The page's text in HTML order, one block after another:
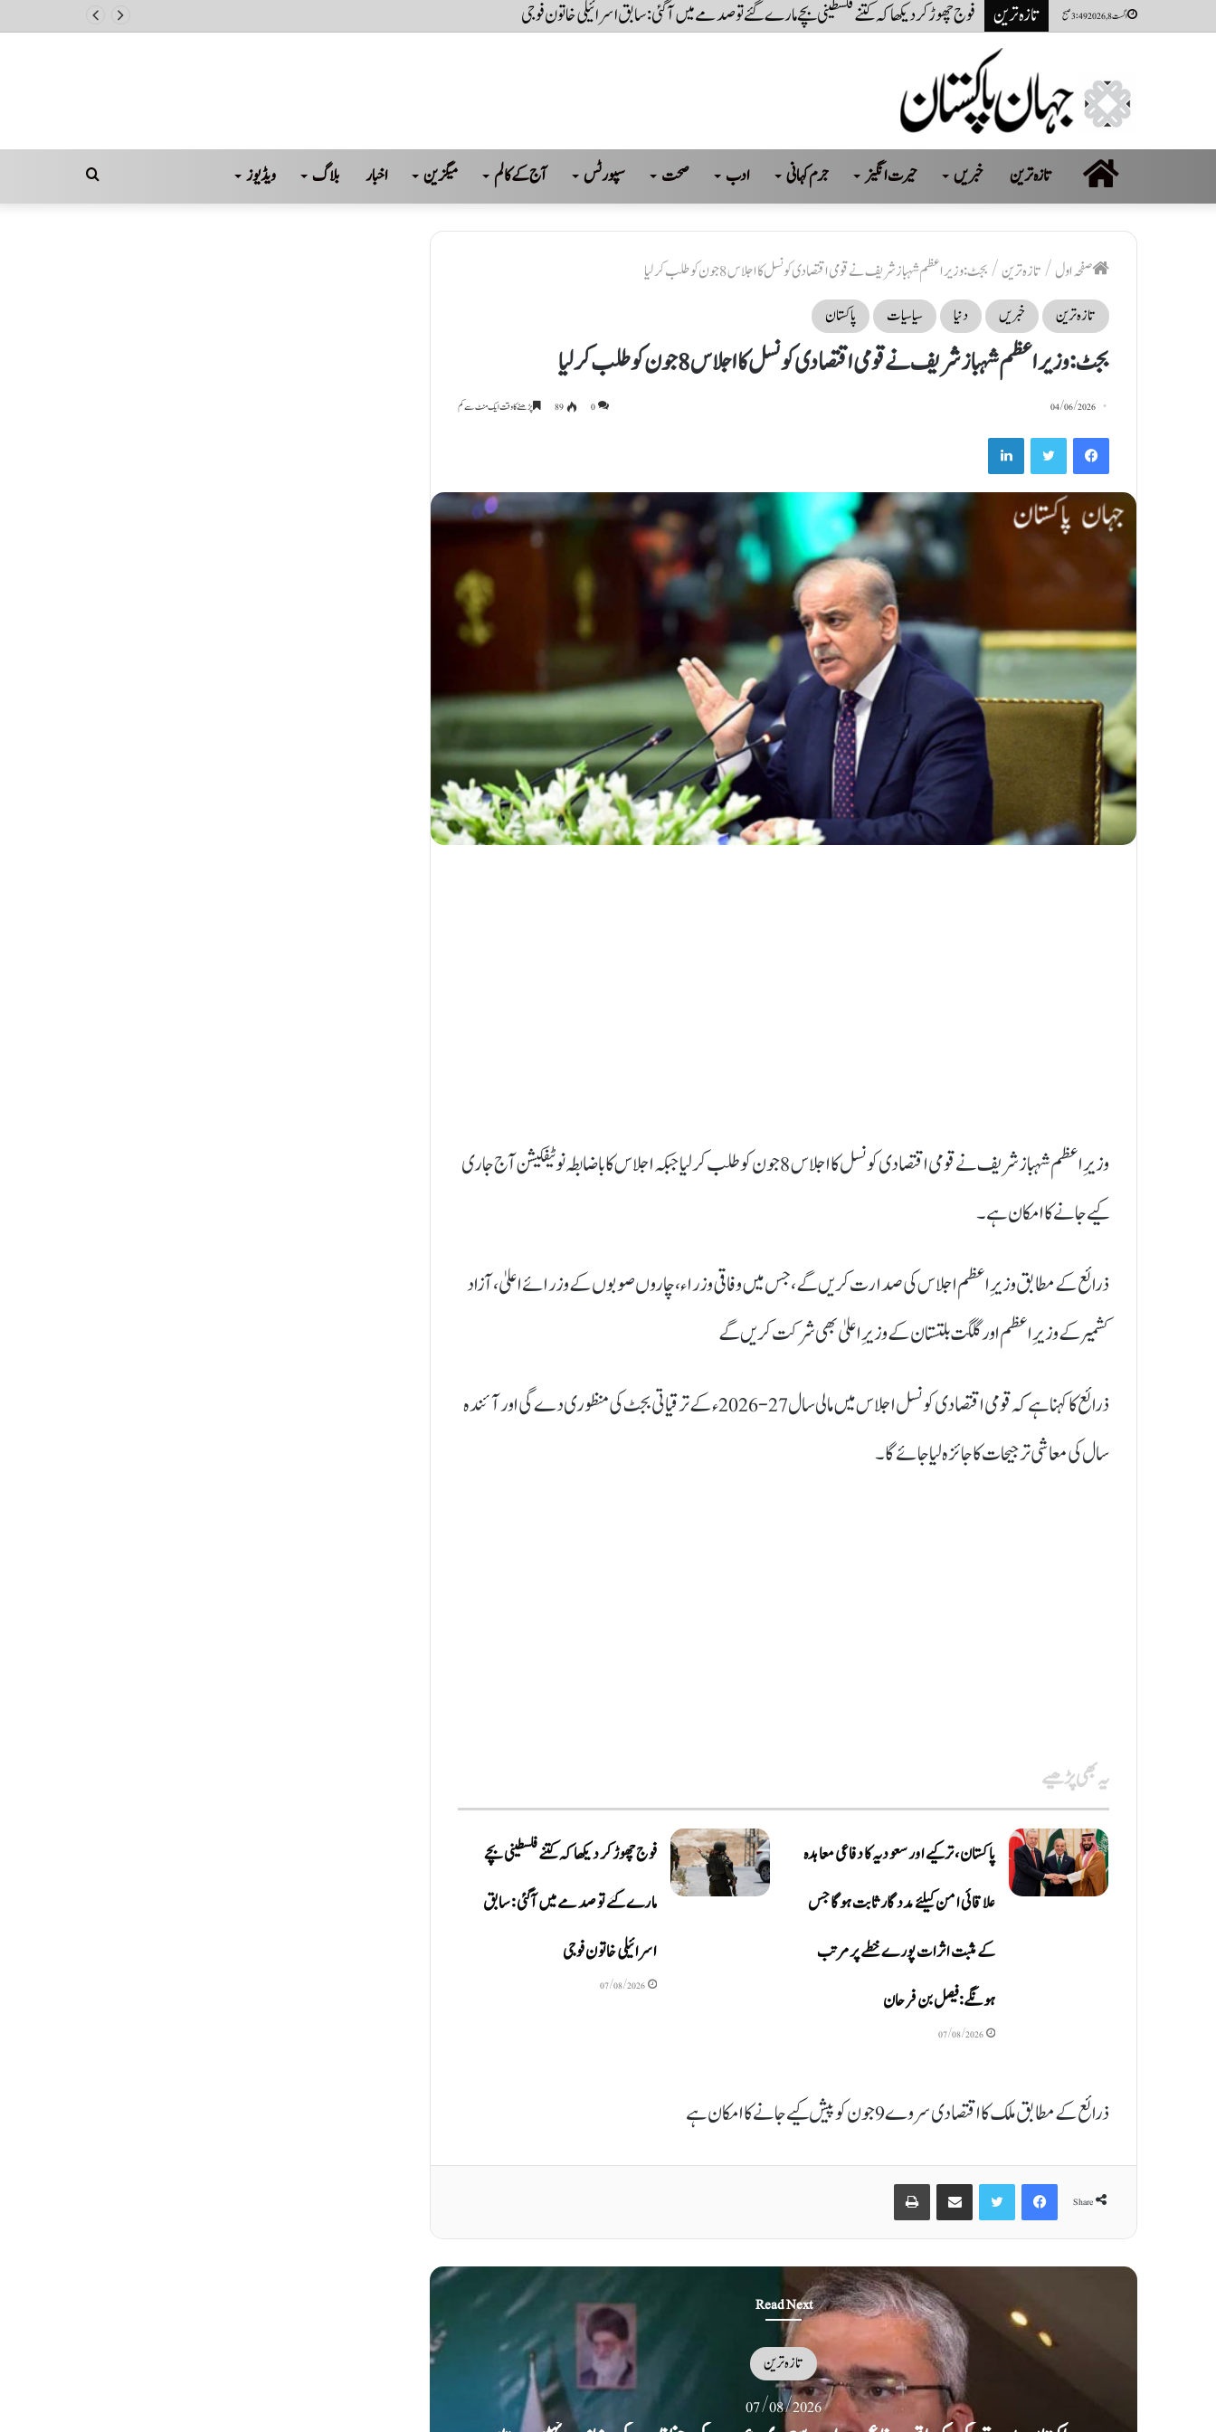
اگست 8, 2026 3:49 صبح تازہ ترین نظام ناکام نہیں ناکام کروایاگیا ہے، جب تک عوام کی حاکمیت تسلیم نہیں کریں گے تب تک سسٹم نہیں چل پائےگا: بلاول
صفحہ
اول
تازہ ترین خبریں حیرت انگیز جرم کہانی ادب صحت سپورٹس آج کے کالم میگزین اخبار بلاگ ویڈیوز Search
صفحہ اول /تازہ ترین/بجٹ: وزیراعظم شہبازشریف نے قومی اقتصادی کونسل کا اجلاس 8 جون کو طلب کر لیا
تازہ ترین
خبریں دنیا سیاسیات پاکستان
بجٹ: وزیراعظم شہبازشریف نے قومی اقتصادی کونسل کا اجلاس 8 جون کو طلب کر لیا
04/06/2026
0
89 پڑھنے کا وقت ایک منٹ سے کم
Facebook
Twitter
LinkedIn
وزیرِ اعظم شہباز شریف نے قومی اقتصادی کونسل کا اجلاس 8 جون کو طلب کر لیا جبکہ اجلاس کا باضابطہ نوٹیفکیشن آج جاری
کیے جانے کا امکان ہے۔
ذرائع کے مطابق وزیرِ اعظم اجلاس کی صدارت کریں گے، جس میں وفاقی وزراء، چاروں صوبوں کے وزرائے اعلیٰ، آزاد
کشمیر کے وزیرِ اعظم اور گلگت بلتستان کے وزیرِ اعلیٰ بھی شرکت کریں گے
ذرائع کا کہنا ہے کہ قومی اقتصادی کونسل اجلاس میں مالی سال 27-2026ء کے ترقیاتی بجٹ کی منظوری دے گی اور آئندہ
سال کی معاشی ترجیحات کا جائزہ لیا جائے گا۔
یہ بھی پڑھیے
پاکستان، ترکیے اور سعودیہ کا دفاعی معاہدہ
علاقائی امن کیلئے مددگار ثابت ہوگا جس
کے مثبت اثرات پورے خطے پر مرتب
ہونگے: فیصل بن فرحان
07/08/2026
فوج چھوڑ کر دیکھا کہ کتنے فلسطینی بچے
مارے گئے تو صدمے میں آگئی: سابق
اسرائیلی خاتون فوجی
07/08/2026
ذرائع کے مطابق ملک کا اقتصادی سروے 9 جون کو پیش کیے جانے کا امکان ہے
Share
Facebook
Twitter
Share via Email
Print
Read Next
تازہ ترین
07/08/2026